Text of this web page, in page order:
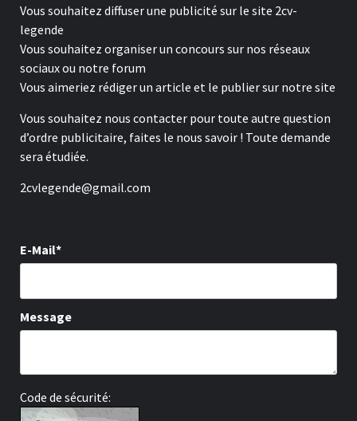
Vous souhaitez diffuser une publicité sur le site 2cv-
legende
Vous souhaitez organiser un concours sur nos réseaux
sociaux ou notre forum
Vous aimeriez rédiger un article et le publier sur notre site
Vous souhaitez nous contacter pour toute autre question
d’ordre publicitaire, faites le nous savoir ! Toute demande
sera étudiée.
2cvlegende@gmail.com
E-Mail*
Message
Code de sécurité: